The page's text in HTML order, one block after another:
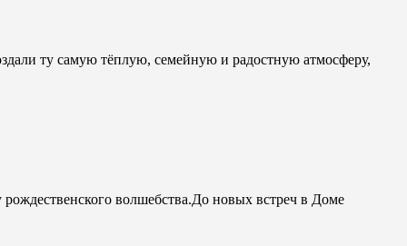
ту самую тёплую, семейную и радостную атмосферу,
волшебства.До новых встреч в Доме